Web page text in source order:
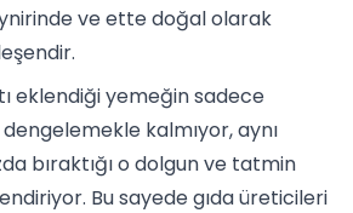
ve ette doğal olarak
eklendiği yemeğin sadece
kalmıyor, aynı
bıraktığı o dolgun ve tatmin
Bu sayede gıda üreticileri